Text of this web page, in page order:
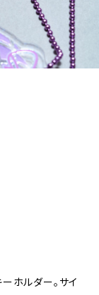
ホルダー。サイ